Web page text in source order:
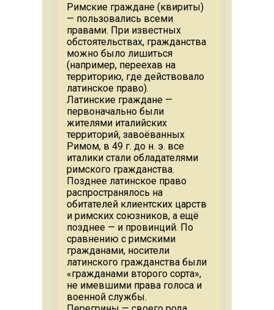
Римские граждане (квириты)
— пользовались всеми
правами. При известных
обстоятельствах, гражданства
можно было лишиться
(например, переехав на
территорию, где действовало
латинское право).
Латинские граждане —
первоначально были
жителями италийских
территорий, завоёванных
Римом, в 49 г. до н. э. все
италики стали обладателями
римского гражданства.
Позднее латинское право
распространялось на
обитателей клиентских царств
и римских союзников, а ещё
позднее — и провинций. По
сравнению с римскими
гражданами, носители
латинского гражданства были
«гражданами второго сорта»,
не имевшими права голоса и
военной службы.